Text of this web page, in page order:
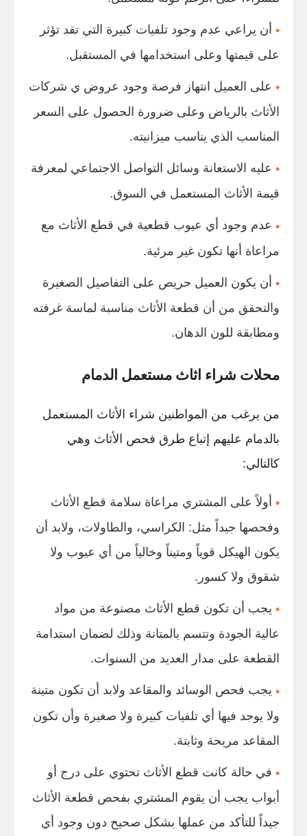
أن يراعي عدم وجود تلفيات كبيرة التي تقد تؤثر
على قيمتها وعلى استخدامها في المستقبل.
على العميل انتهاز فرصة وجود عروض ي شركات
الأثاث بالرياض وعلى ضرورة الحصول على السعر
المناسب الذي يناسب ميزانيته.
عليه الاستعانة وسائل التواصل الاجتماعي لمعرفة
قيمة الأثاث المستعمل في السوق.
عدم وجود أي عيوب قطعية في قطع الأثاث مع
مراعاة أنها تكون غير مرئية.
أن يكون العميل حريص على التفاصيل الصغيرة
والتحقق من أن قطعة الأثاث مناسبة لماسة غرفته
ومطابقة للون الدهان.
محلات شراء اثاث مستعمل الدمام
من يرغب من المواطنين شراء الأثاث المستعمل
بالدمام عليهم إتباع طرق فحص الأثاث وهي
كالتالي:
أولاً على المشتري مراعاة سلامة قطع الأثاث
وفحصها جيداً مثل: الكراسي، والطاولات، ولابد أن
يكون الهيكل قوياً ومتيناً وخالياً من أي عيوب ولا
شقوق ولا كسور.
يجب أن تكون قطع الأثاث مصنوعة من مواد
عالية الجودة وتتسم بالمتانة وذلك لضمان استدامة
القطعة على مدار العديد من السنوات.
يجب فحص الوسائد والمقاعد ولابد أن تكون متينة
ولا يوجد فيها أي تلفيات كبيرة ولا صغيرة وأن تكون
المقاعد مريحة وثابتة.
في حالة كانت قطع الأثاث تحتوي على درج أو
أبواب يجب أن يقوم المشتري بفحص قطعة الأثاث
جيداً للتأكد من عملها بشكل صحيح دون وجود أي